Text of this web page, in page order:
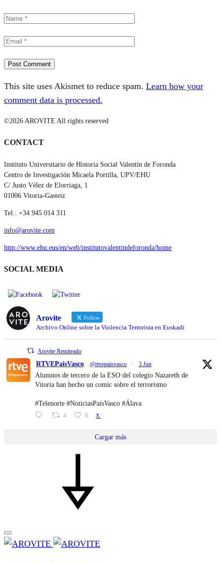
This site uses Akismet to reduce spam. Learn how your
comment data is processed.
©2026 AROVITE All rights reserved
CONTACT
Instituto Universitario de Historia Social Valentín de Foronda
Centro de Investigación Micaela Portilla, UPV/EHU
C/ Justo Vélez de Elorriaga, 1
01006 Vitoria-Gasteiz
Tel.: +34 945 014 311
info@arovite.com
http://www.ehu.eus/en/web/institutovalentindeforonda/home
SOCIAL MEDIA
Arovite Follow
Archivo Online sobre la Violencia Terrorista en Euskadi
Arovite Retuiteado
RTVEPaisVasco @rtvepaisvasco · 3 Jun
Alumnos de tercero de la ESO del colegio Nazareth de
Vitoria han hecho un comic sobre el terrorismo
#Telenorte #NoticiasPaísVasco #Álava
4 6 X
Cargar más